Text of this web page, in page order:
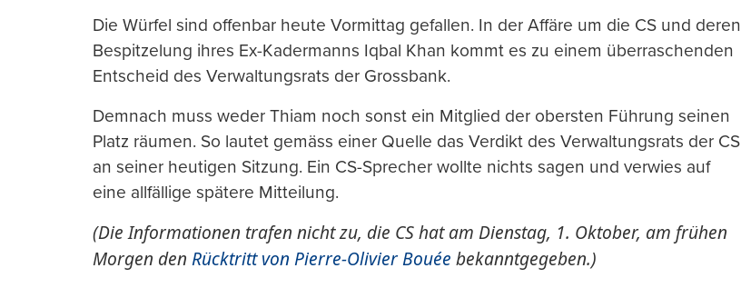
drucken
Die Würfel sind offenbar heute Vormittag gefallen. In der Affäre um die CS und deren
Bespitzelung ihres Ex-Kadermanns Iqbal Khan kommt es zu einem überraschenden
Entscheid des Verwaltungsrats der Grossbank.
Demnach muss weder Thiam noch sonst ein Mitglied der obersten Führung seinen
Platz räumen. So lautet gemäss einer Quelle das Verdikt des Verwaltungsrats der CS
an seiner heutigen Sitzung. Ein CS-Sprecher wollte nichts sagen und verwies auf
eine allfällige spätere Mitteilung.
(Die Informationen trafen nicht zu, die CS hat am Dienstag, 1. Oktober, am frühen
Morgen den Rücktritt von Pierre-Olivier Bouée bekanntgegeben.)